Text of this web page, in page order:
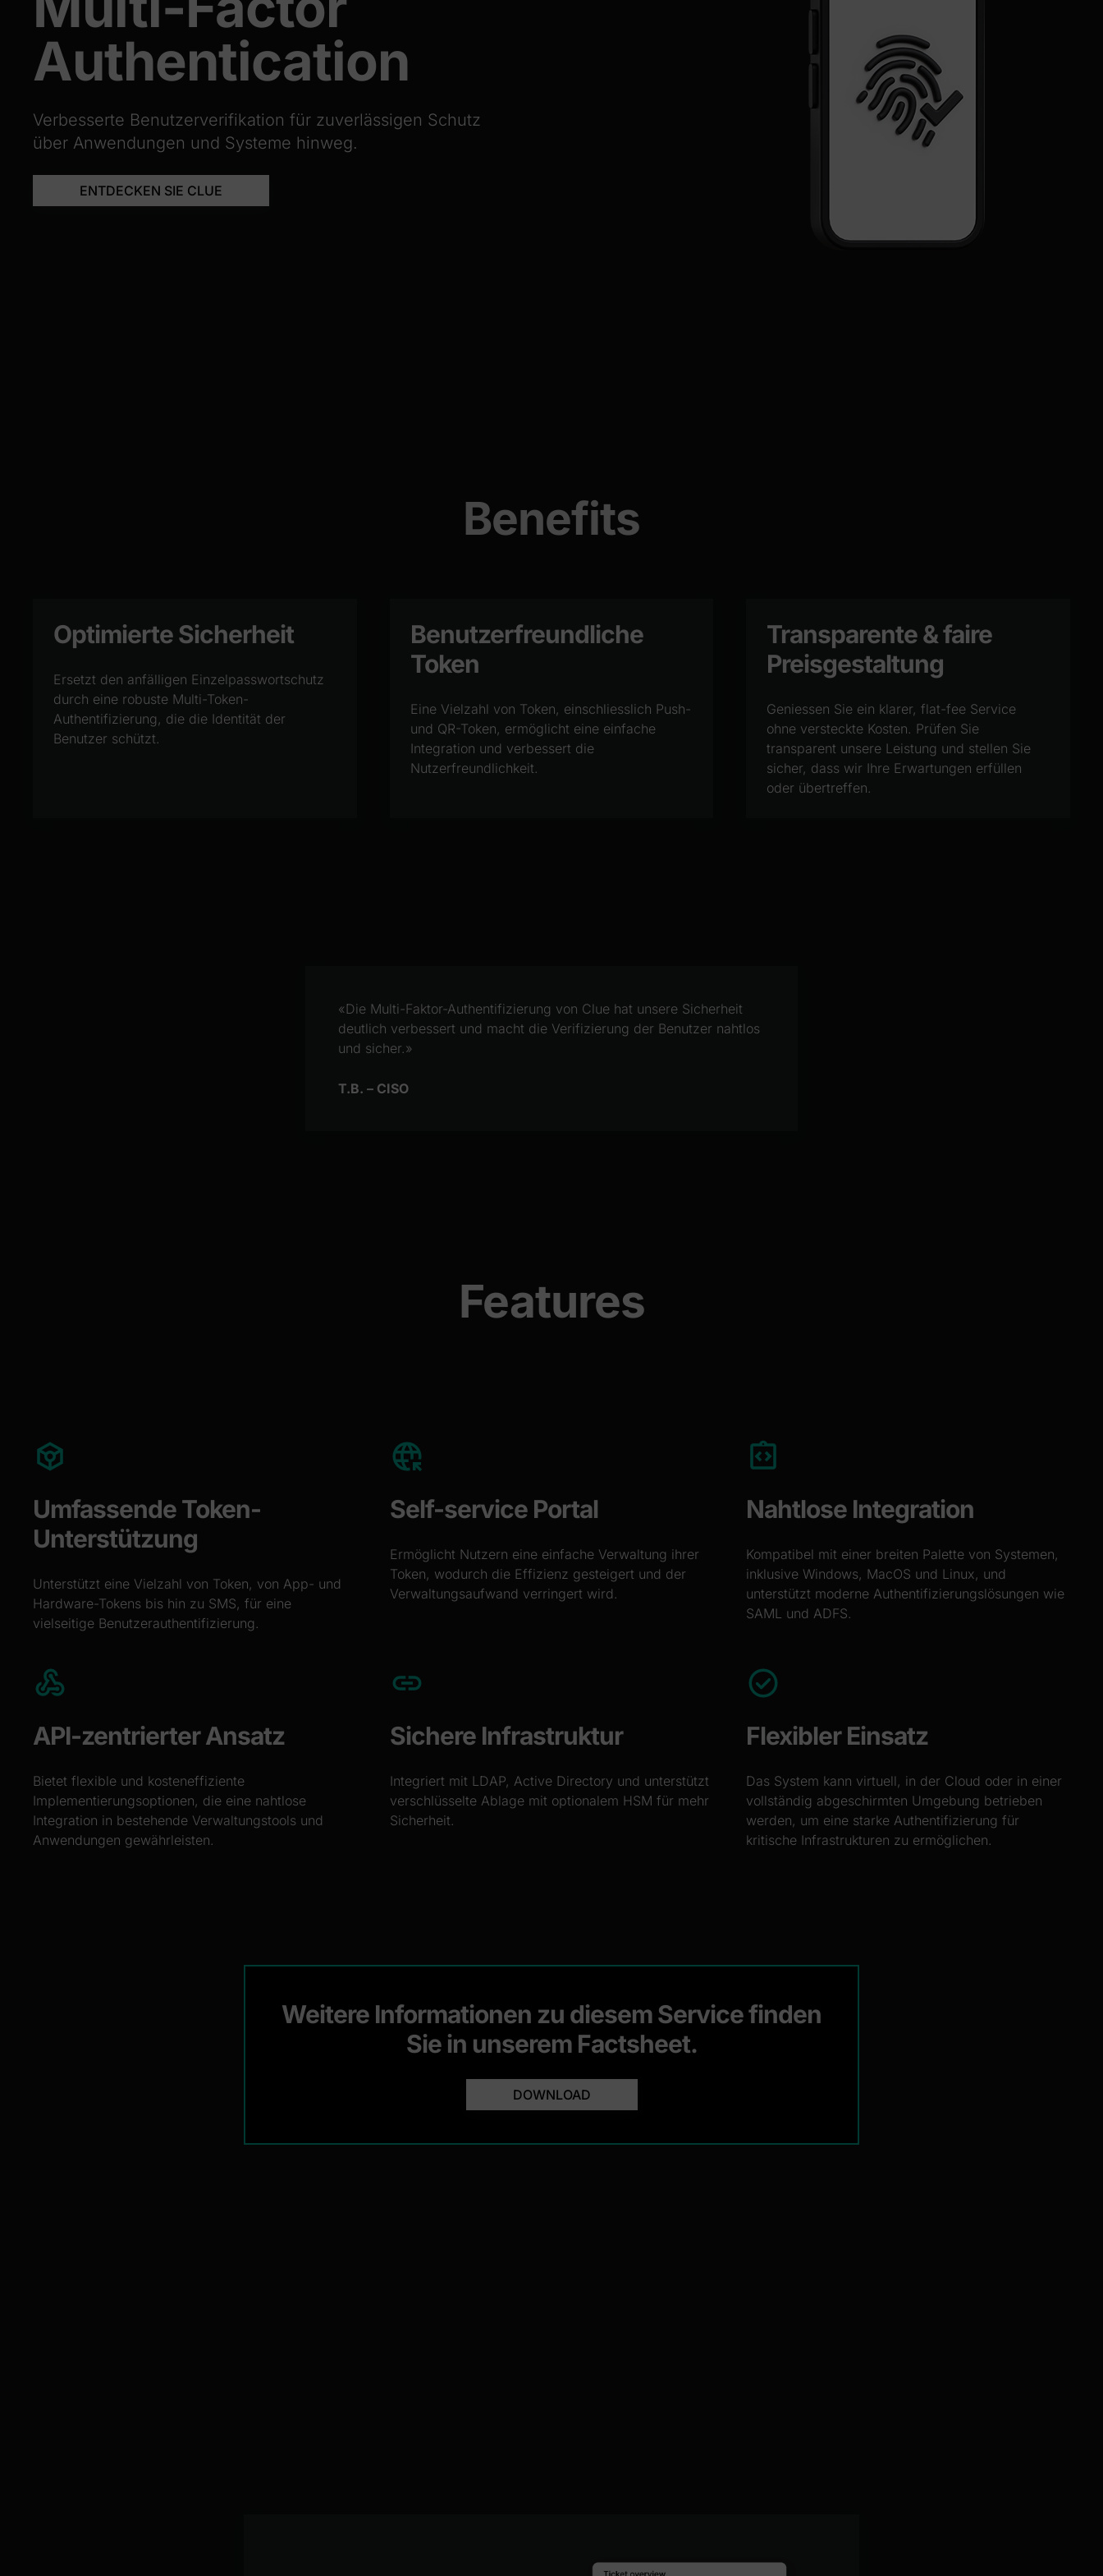
Authentication
Verbesserte Benutzerverifikation für zuverlässigen Schutz
über Anwendungen und Systeme hinweg.
ENTDECKEN SIE CLUE
Benefits
Optimierte Sicherheit
Ersetzt den anfälligen Einzelpasswortschutz
durch eine robuste Multi-Token-
Authentifizierung, die die Identität der
Benutzer schützt.
Benutzerfreundliche
Token
Eine Vielzahl von Token, einschliesslich Push-
und QR-Token, ermöglicht eine einfache
Integration und verbessert die
Nutzerfreundlichkeit.
Transparente & faire
Preisgestaltung
Geniessen Sie ein klarer, flat-fee Service
ohne versteckte Kosten. Prüfen Sie
transparent unsere Leistung und stellen Sie
sicher, dass wir Ihre Erwartungen erfüllen
oder übertreffen.
«Die Multi-Faktor-Authentifizierung von Clue hat unsere Sicherheit
deutlich verbessert und macht die Verifizierung der Benutzer nahtlos
und sicher.»
T.B. – CISO
Features
Umfassende Token-
Unterstützung
Unterstützt eine Vielzahl von Token, von App- und
Hardware-Tokens bis hin zu SMS, für eine
vielseitige Benutzerauthentifizierung.
Self-service Portal
Ermöglicht Nutzern eine einfache Verwaltung ihrer
Token, wodurch die Effizienz gesteigert und der
Verwaltungsaufwand verringert wird.
Nahtlose Integration
Kompatibel mit einer breiten Palette von Systemen,
inklusive Windows, MacOS und Linux, und
unterstützt moderne Authentifizierungslösungen wie
SAML und ADFS.
API-zentrierter Ansatz
Bietet flexible und kosteneffiziente
Implementierungsoptionen, die eine nahtlose
Integration in bestehende Verwaltungstools und
Anwendungen gewährleisten.
Sichere Infrastruktur
Integriert mit LDAP, Active Directory und unterstützt
verschlüsselte Ablage mit optionalem HSM für mehr
Sicherheit.
Flexibler Einsatz
Das System kann virtuell, in der Cloud oder in einer
vollständig abgeschirmten Umgebung betrieben
werden, um eine starke Authentifizierung für
kritische Infrastrukturen zu ermöglichen.
Weitere Informationen zu diesem Service finden
Sie in unserem Factsheet.
DOWNLOAD